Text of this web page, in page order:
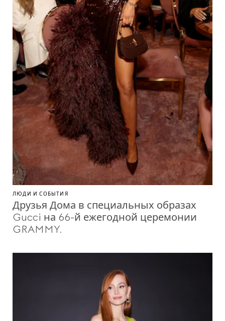
ЛЮДИ И СОБЫТИЯ
Друзья Дома в специальных образах
Gucci на 66-й ежегодной церемонии
GRAMMY.